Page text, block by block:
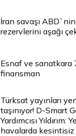
İran savaşı
rezervlerini aşağı
Esnaf ve sanatkara
finansman
Türksat yayınları
taşınıyor! D-Smart
Yardımcısı
havalarda kesintisiz